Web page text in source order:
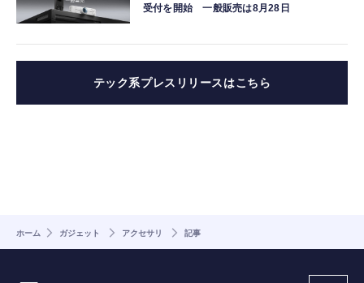
受付を開始 一般販売は8月28日
テック系プレスリリースはこちら
ホーム ガジェット アクセサリ 記事